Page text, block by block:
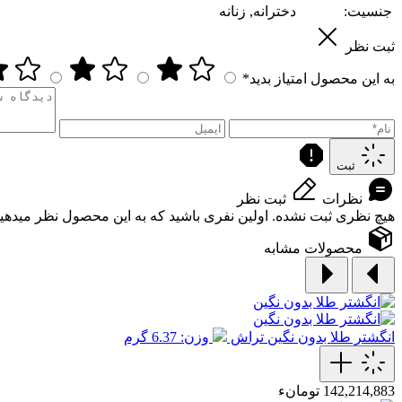
جنسیت: دخترانه, زنانه
ثبت نظر
به این محصول امتیاز بدید*
ثبت
نظرات
ثبت نظر
هیچ نظری ثبت نشده. اولین نفری باشید که به این محصول نظر
محصولات مشابه
انگشتر طلا بدون نگین تراش وزن: 6.37 گرم
142,214,883 تومانء